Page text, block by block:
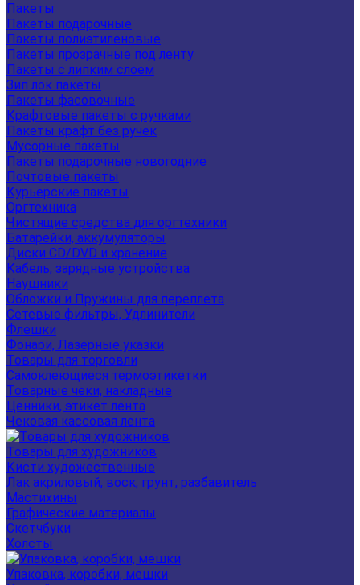
Пакеты
Пакеты подарочные
Пакеты полиэтиленовые
Пакеты прозрачные под ленту
Пакеты с липким слоем
Зип лок пакеты
Пакеты фасовочные
Крафтовые пакеты с ручками
Пакеты крафт без ручек
Мусорные пакеты
Пакеты подарочные новогодние
Почтовые пакеты
Курьерские пакеты
Оргтехника
Чистящие средства для оргтехники
Батарейки, аккумуляторы
Диски CD/DVD и хранение
Кабель, зарядные устройства
Наушники
Обложки и Пружины для переплета
Сетевые фильтры, Удлинители
Флешки
Фонари, Лазерные указки
Товары для торговли
Самоклеющиеся термоэтикетки
Товарные чеки, накладные
Ценники, этикет лента
Чековая кассовая лента
Товары для художников
Кисти художественные
Лак акриловый, воск, грунт, разбавитель
Мастихины
Графические материалы
Скетчбуки
Холсты
Упаковка, коробки, мешки